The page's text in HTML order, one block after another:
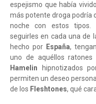
espejismo que había
más potente droga podría
noche con estos tipos.
seguirles en cada una de
hecho por España,
uno de aquéllos
Hamelin hipnotizados
permiten un deseo
de los Fleshtones, qué